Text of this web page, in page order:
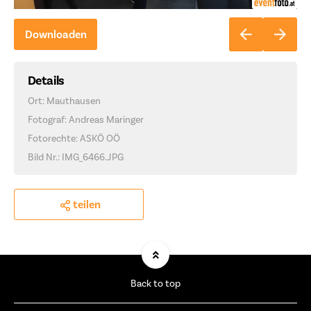
Downloaden
Details
Ort: Mauthausen
Fotograf: Andreas Maringer
Fotorechte: ASKÖ OÖ
Bild Nr.: IMG_6466.JPG
teilen
Back to top